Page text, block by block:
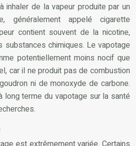
inhaler de la vapeur produite par un
généralement appelé cigarette
contient souvent de la nicotine,
substances chimiques. Le vapotage
potentiellement moins nocif que
car il ne produit pas de combustion
ni de monoxyde de carbone.
long terme du vapotage sur la santé